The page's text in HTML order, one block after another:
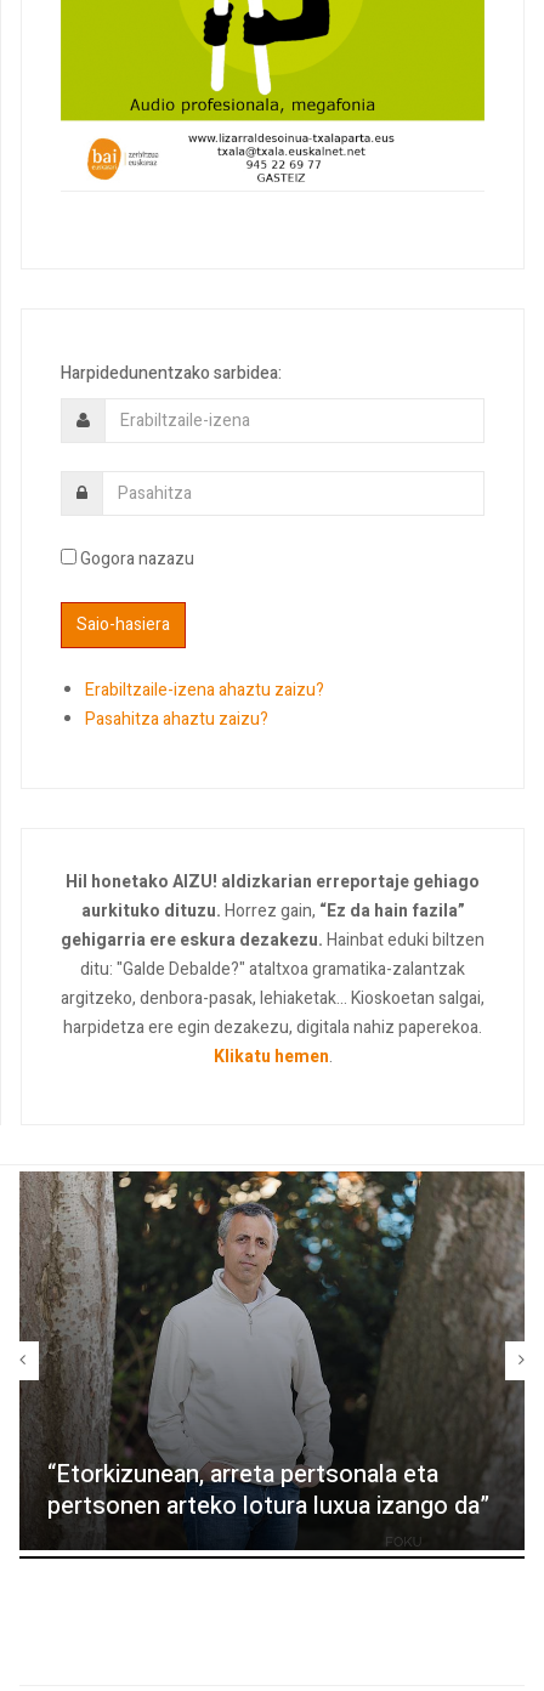
Harpidedunentzako sarbidea:
Gogora nazazu
Erabiltzaile-izena ahaztu zaizu?
Pasahitza ahaztu zaizu?
Hil honetako AIZU! aldizkarian erreportaje gehiago
aurkituko dituzu.Horrez gain, “Ez da hain fazila”
gehigarria ere eskura dezakezu.Hainbat eduki biltzen
ditu: "Galde Debalde?" ataltxoa gramatika-zalantzak
argitzeko, denbora-pasak, lehiaketak... Kioskoetan salgai,
harpidetza ere egin dezakezu, digitala nahiz paperekoa.
Klikatu hemen.
“Etorkizunean, arreta pertsonala eta
pertsonen arteko lotura luxua izango da”